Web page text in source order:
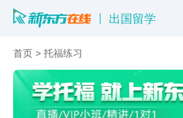
出国留学
首页 >托福练习